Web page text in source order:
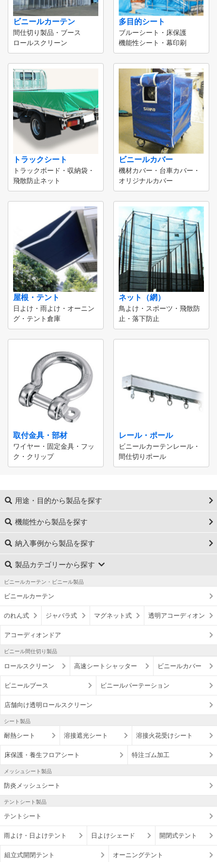
ビニールカーテン
間仕切り製品・ブース
ロールスクリーン
多目的シート
ブルーシート・床保護
機能性シート・幕印刷
トラックシート
トラックボード・収納袋・
飛散防止ネット
ビニールカバー
機材カバー・台車カバー・
オリジナルカバー
屋根・テント
日よけ・雨よけ・オーニン
グ・テント倉庫
ネット（網）
鳥よけ・スポーツ・飛散防
止・落下防止
取付金具・部材
ワイヤー・固定金具・フッ
ク・クリップ
レール・ポール
ビニールカーテンレール・
間仕切りポール
用途・目的から製品を探す
機能性から製品を探す
納入事例から製品を探す
製品カテゴリーから探す
ビニールカーテン・ビニール製品
ビニールカーテン
のれん式 ジャバラ式 マグネット式 透明アコーディオン
アコーディオンドア
ビニール間仕切り製品
ロールスクリーン 高速シートシャッター ビニールカバー
ビニールブース ビニールパーテーション
店舗向け透明ロールスクリーン
シート製品
耐熱シート 溶接遮光シート 溶接火花受けシート
床保護・養生フロアシート 特注ゴム加工
メッシュシート製品
防炎メッシュシート
テントシート製品
テントシート
雨よけ・日よけテント 日よけシェード 開閉式テント
組立式開閉テント オーニングテント